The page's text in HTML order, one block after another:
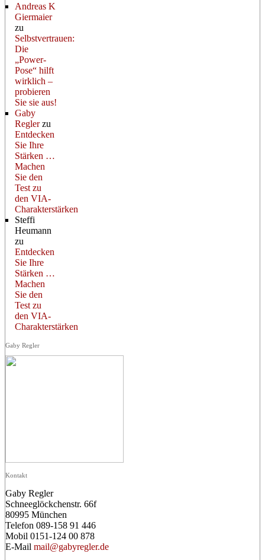
Andreas K
Giermaier
zu
Selbstvertrauen:
Die
„Power-
Pose“ hilft
wirklich –
probieren
Sie sie aus!
Gaby
Reglerzu
Entdecken
Sie Ihre
Stärken …
Machen
Sie den
Test zu
den VIA-
Charakterstärken
Steffi
Heumann
zu
Entdecken
Sie Ihre
Stärken …
Machen
Sie den
Test zu
den VIA-
Charakterstärken
Gaby Regler
Kontakt
Gaby Regler
Schneeglöckchenstr. 66f
80995 München
Telefon 089-158 91 446
Mobil 0151-124 00 878
E-Mail mail@gabyregler.de